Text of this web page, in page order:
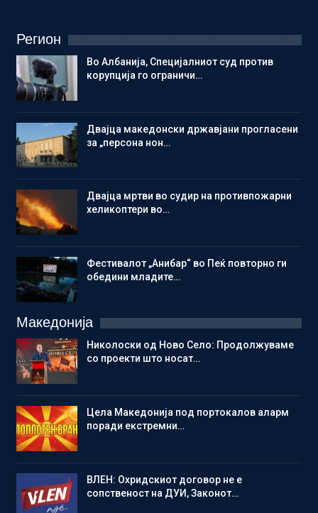
Регион
Во Албанија, Специјалниот суд против
корупција го ограничи…
Двајца македонски државјани прогласени
за „персона нон…
Двајца мртви во судир на противпожарни
хеликоптери во…
Фестивалот „Анибар“ во Пеќ повторно ги
обедини младите…
Македонија
Николоски од Ново Село: Продолжуваме
со проекти што носат…
Цела Македонија под портокалов аларм
поради екстремни…
ВЛЕН: Охридскиот договор не е
сопственост на ДУИ, Законот…